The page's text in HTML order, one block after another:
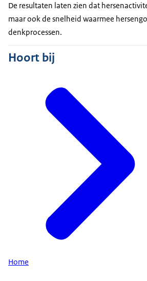
De resultaten laten zien dat
maar ook de snelheid waarmee
denkprocessen.
Hoort bij
Home